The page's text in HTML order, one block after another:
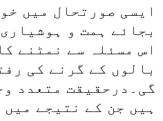
ایسی صورتحال میں
بجائے ہمت و
اس مسئلہ سے نمٹنے
بالوں کے گرنے کی
گی۔درحقیقت متعدد
ہیں جن کے نتیجے